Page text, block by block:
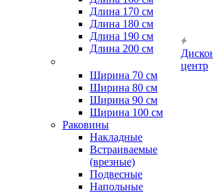
Длина 170 см
Длина 180 см
Длина 190 см
Длина 200 см
Ширина 70 см
Ширина 80 см
Ширина 90 см
Ширина 100 см
Раковины
Накладные
Встраиваемые
(врезные)
Подвесные
Напольные
центр